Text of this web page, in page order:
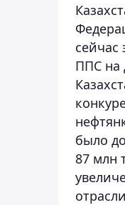
сейчас
ППС на
было
87 млн